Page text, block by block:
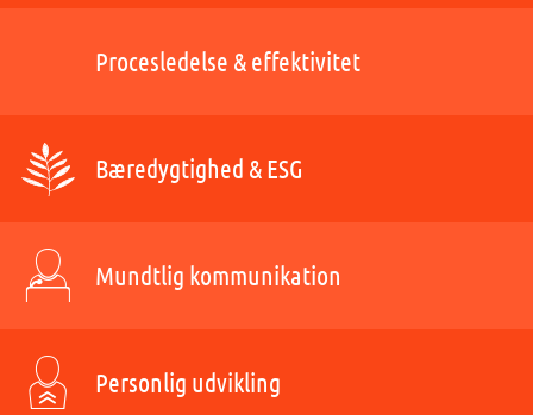
Procesledelse & effektivitet
Bæredygtighed & ESG
Mundtlig kommunikation
Personlig udvikling